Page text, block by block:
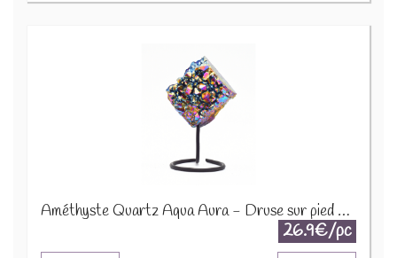
Améthyste Quartz Aqua Aura - Druse sur pied en métal DAT3
26.9€/pc